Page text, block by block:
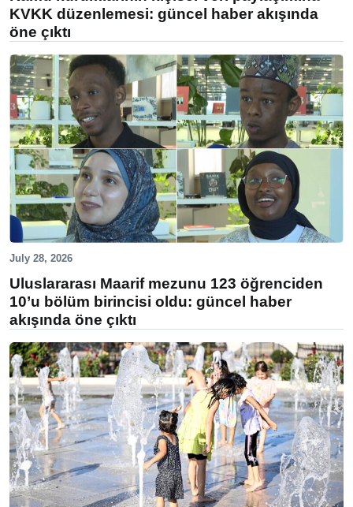
KVKK düzenlemesi: güncel haber akışında
öne çıktı
July 28, 2026
Uluslararası Maarif mezunu 123 öğrenciden
10’u bölüm birincisi oldu: güncel haber
akışında öne çıktı